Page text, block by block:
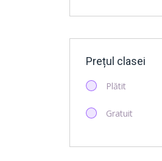
Prețul clasei
Plătit
Gratuit